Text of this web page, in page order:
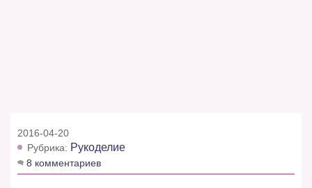
2016-04-20
Рубрика: Рукоделие
8 комментариев